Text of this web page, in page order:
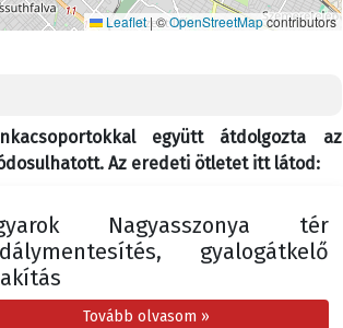
Leaflet|©OpenStreetMapcontributors
együtt átdolgozta az
Az eredeti ötletet itt látod:
Nagyasszonya tér
gyalogátkelő
Tovább olvasom »